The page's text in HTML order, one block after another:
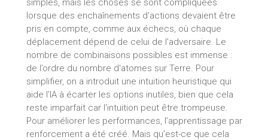
lorsque des enchaînements d'actions devaient être
pris en compte, comme aux échecs, où chaque
déplacement dépend de celui de l’adversaire. Le
nombre de combinaisons possibles est immense :
de l’ordre du nombre d'atomes sur Terre. Pour
simplifier, on a introduit une intuition heuristique qui
aide l’IA à écarter les options inutiles, bien que cela
reste imparfait car l'intuition peut être trompeuse.
Pour améliorer les performances, l’apprentissage par
renforcement a été créé. Mais qu’est-ce que cela